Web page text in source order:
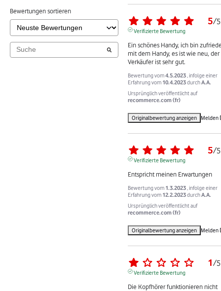
Bewertungen sortieren
5/5
Verifizierte Bewertung
Ein schönes Handy, ich bin
mit dem Handy, es ist wie neu, der
Verkäufer ist sehr gut.
Bewertung vom4.5.2023 , infolge einer
Erfahrung vom 10.4.2023durchA.A.
Ursprünglich veröffentlicht auf
recommerce.com (fr)
Originalbewertung anzeigen Melden
5/5
Verifizierte Bewertung
Entspricht meinen Erwartungen
Bewertung vom 1.3.2023 , infolge einer
Erfahrung vom 12.2.2023durchA.A.
Ursprünglich veröffentlicht auf
recommerce.com (fr)
Originalbewertung anzeigen Melden
1/5
Verifizierte Bewertung
Die Kopfhörer funktionieren nicht